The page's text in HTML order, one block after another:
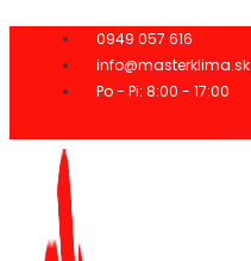
0949 057 616
info@masterklima.sk
Po - Pi: 8:00 - 17:00